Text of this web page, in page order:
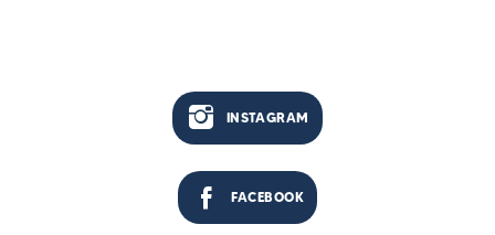
INSTAGRAM
FACEBOOK